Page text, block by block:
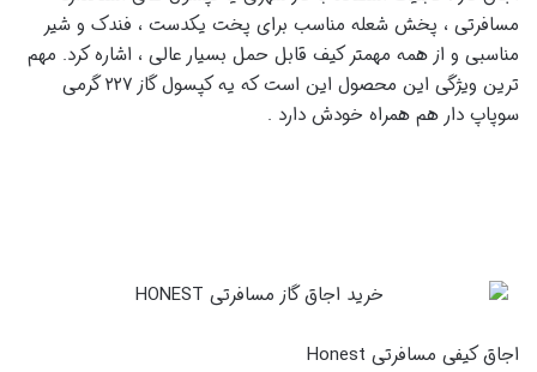
مسافرتی ، پخش شعله مناسب برای پخت یکدست ، فندک و شیر
مناسبی و از همه مهمتر کیف قابل حمل بسیار عالی ، اشاره کرد. مهم
ترین ویژگی این محصول این است که یه کپسول گاز ۲۲۷ گرمی
سوپاپ دار هم همراه خودش دارد .
اجاق کیفی مسافرتی Honest